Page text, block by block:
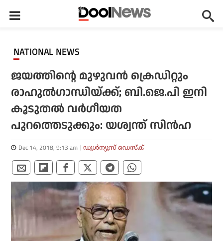
NATIONAL NEWS
ജയത്തിന്റെ മുഴുവന്‍ ക്രെഡിറ്റും
രാഹുല്‍ഗാന്ധിയ്ക്ക്; ബി.ജെ.പി ഇനി
കൂടുതല്‍ വര്‍ഗീയത
പുറത്തെടുക്കും: യശ്വന്ത് സിന്‍ഹ
Dec 14, 2018, 9:13 am ഡൂള്‍ന്യൂസ് ഡെസ്‌ക്